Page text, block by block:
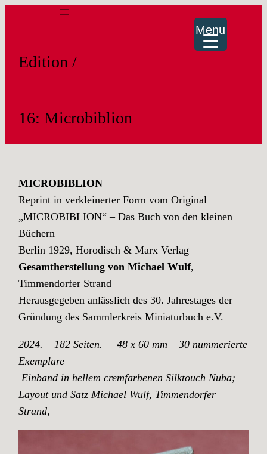
Menu
Edition /
16: Microbiblion
MICROBIBLION
Reprint in verkleinerter Form vom Original
„MICROBIBLION“ – Das Buch von den kleinen
Büchern
Berlin 1929, Horodisch & Marx Verlag
Gesamtherstellung von Michael Wulf,
Timmendorfer Strand
Herausgegeben anlässlich des 30. Jahrestages der
Gründung des Sammlerkreis Miniaturbuch e.V.
2024. – 182 Seiten. – 48 x 60 mm – 30 nummerierte
Exemplare
Einband in hellem cremfarbenen Silktouch Nuba;
Layout und Satz Michael Wulf, Timmendorfer
Strand,